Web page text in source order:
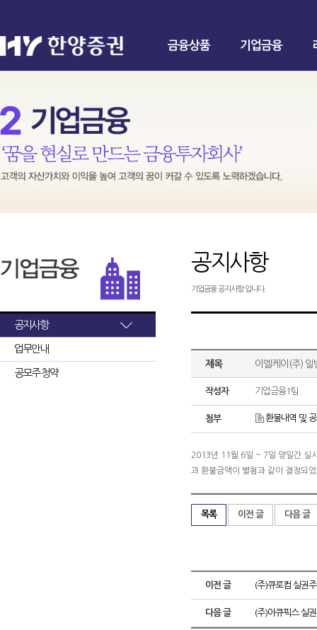
금융상품 기업금융
공지사항
업무안내
공모주 청약
공지사항
기업금융 공지사항 입니다.
제목 이엘케이(주) 일
작성자 기업금융1팀
첨부 환불내역 및
2013년 11월 6일 ~ 7일 양일간 실
과 환불금액이 별첨과 같이 결정되
목록 이전 글 다음 글
이전 글 (주)큐로컴 실권
다음 글 (주)아큐픽스 실